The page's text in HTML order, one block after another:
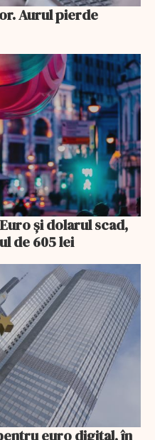
Aurul pierde
și dolarul scad,
de 605 lei
euro digital, în